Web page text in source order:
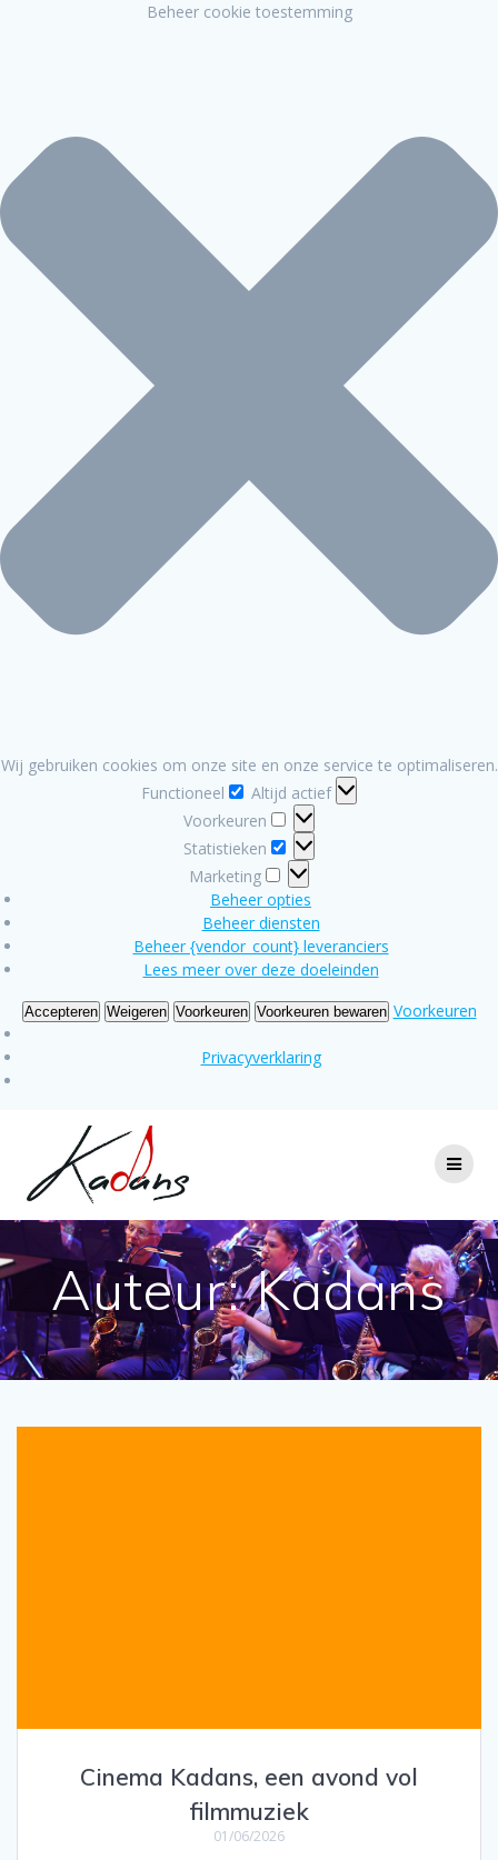
Beheer cookie toestemming
Wij gebruiken cookies om onze site en onze service te optimaliseren.
Functioneel
Functioneel
Altijd actief
Voorkeuren
Voorkeuren
Statistieken Statistieken
Marketing Marketing
Beheer opties
Beheer diensten
Beheer {vendor_count} leveranciers
Lees meer over deze doeleinden
Accepteren Weigeren Voorkeuren Voorkeuren bewaren Voorkeuren
Privacyverklaring
Auteur:Kadans
Cinema Kadans, een avond vol
filmmuziek
01/06/2026